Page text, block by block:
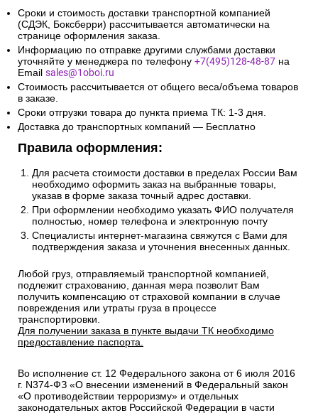
Сроки и стоимость доставки транспортной компанией
(СДЭК, Боксберри) рассчитывается автоматически на
странице оформления заказа.
Информацию по отправке другими службами доставки
уточняйте у менеджера по телефону +7(495)128-48-87 на
Email sales@1oboi.ru
Стоимость рассчитывается от общего веса/объема товаров
в заказе.
Сроки отгрузки товара до пункта приема ТК: 1-3 дня.
Доставка до транспортных компаний — Бесплатно
Правила оформления:
Для расчета стоимости доставки в пределах России Вам
необходимо оформить заказ на выбранные товары,
указав в форме заказа точный адрес доставки.
При оформлении необходимо указать ФИО получателя
полностью, номер телефона и электронную почту
Специалисты интернет-магазина свяжутся с Вами для
подтверждения заказа и уточнения внесенных данных.
Любой груз, отправляемый транспортной компанией,
подлежит страхованию, данная мера позволит Вам
получить компенсацию от страховой компании в случае
повреждения или утраты груза в процессе
транспортировки.
Для получении заказа в пункте выдачи ТК необходимо
предоставление паспорта.
Во исполнение ст. 12 Федерального закона от 6 июля 2016
г. N374-ФЗ «О внесении изменений в Федеральный закон
«О противодействии терроризму» и отдельных
законодательных актов Российской Федерации в части